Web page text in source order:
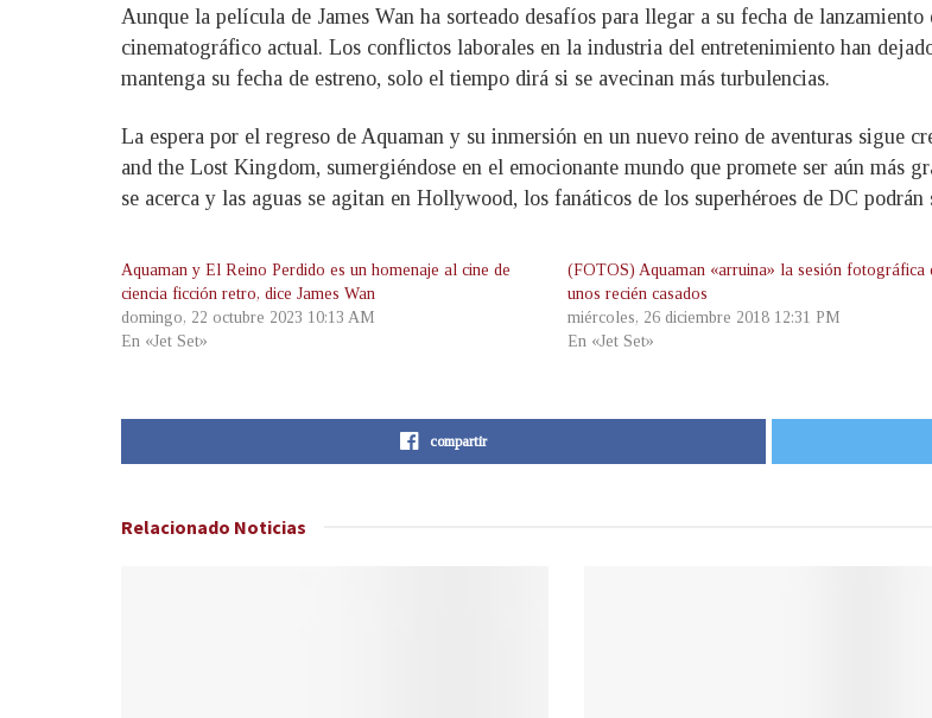
Aunque la película de James Wan ha sorteado desafíos para llegar a su fecha de
cinematográfico actual. Los conflictos laborales en la industria del entretenimiento han
mantenga su fecha de estreno, solo el tiempo dirá si se avecinan más turbulencias.
La espera por el regreso de Aquaman y su inmersión en un nuevo reino de aventuras sigue
and the Lost Kingdom, sumergiéndose en el emocionante mundo que promete ser aún más
se acerca y las aguas se agitan en Hollywood, los fanáticos de los superhéroes de DC
Aquaman y El Reino Perdido es un homenaje al cine de
ciencia ficción retro, dice James Wan
domingo, 22 octubre 2023 10:13 AM
En «Jet Set»
(FOTOS) Aquaman «arruina» la sesión fotográfica
unos recién casados
miércoles, 26 diciembre 2018 12:31 PM
En «Jet Set»
compartir
Relacionado Noticias